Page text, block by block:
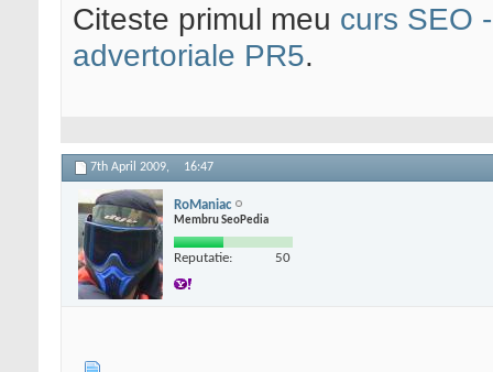
Citeste primul meu curs SEO
advertoriale PR5.
7th April 2009, 16:47
RoManiac
Membru SeoPedia
Reputatie: 50